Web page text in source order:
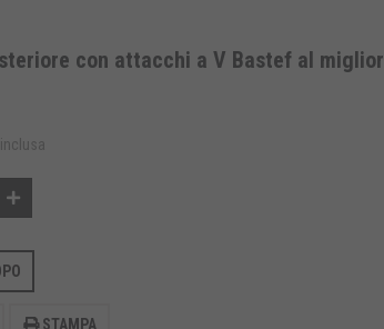
con attacchi a V Bastef al miglior
STAMPA